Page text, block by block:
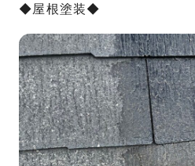
◆屋根塗装◆